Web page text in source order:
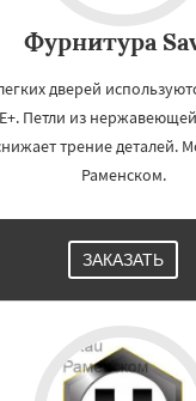
Заречье
Зеленоградск
Икша Ильинский
Фурнитура
дверей
Петли из
трение деталей.
Раменском.
ЗАКАЗАТЬ